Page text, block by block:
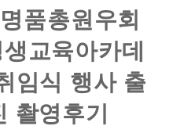
품총원우회
교육아카데
임식 행사 출
촬영후기